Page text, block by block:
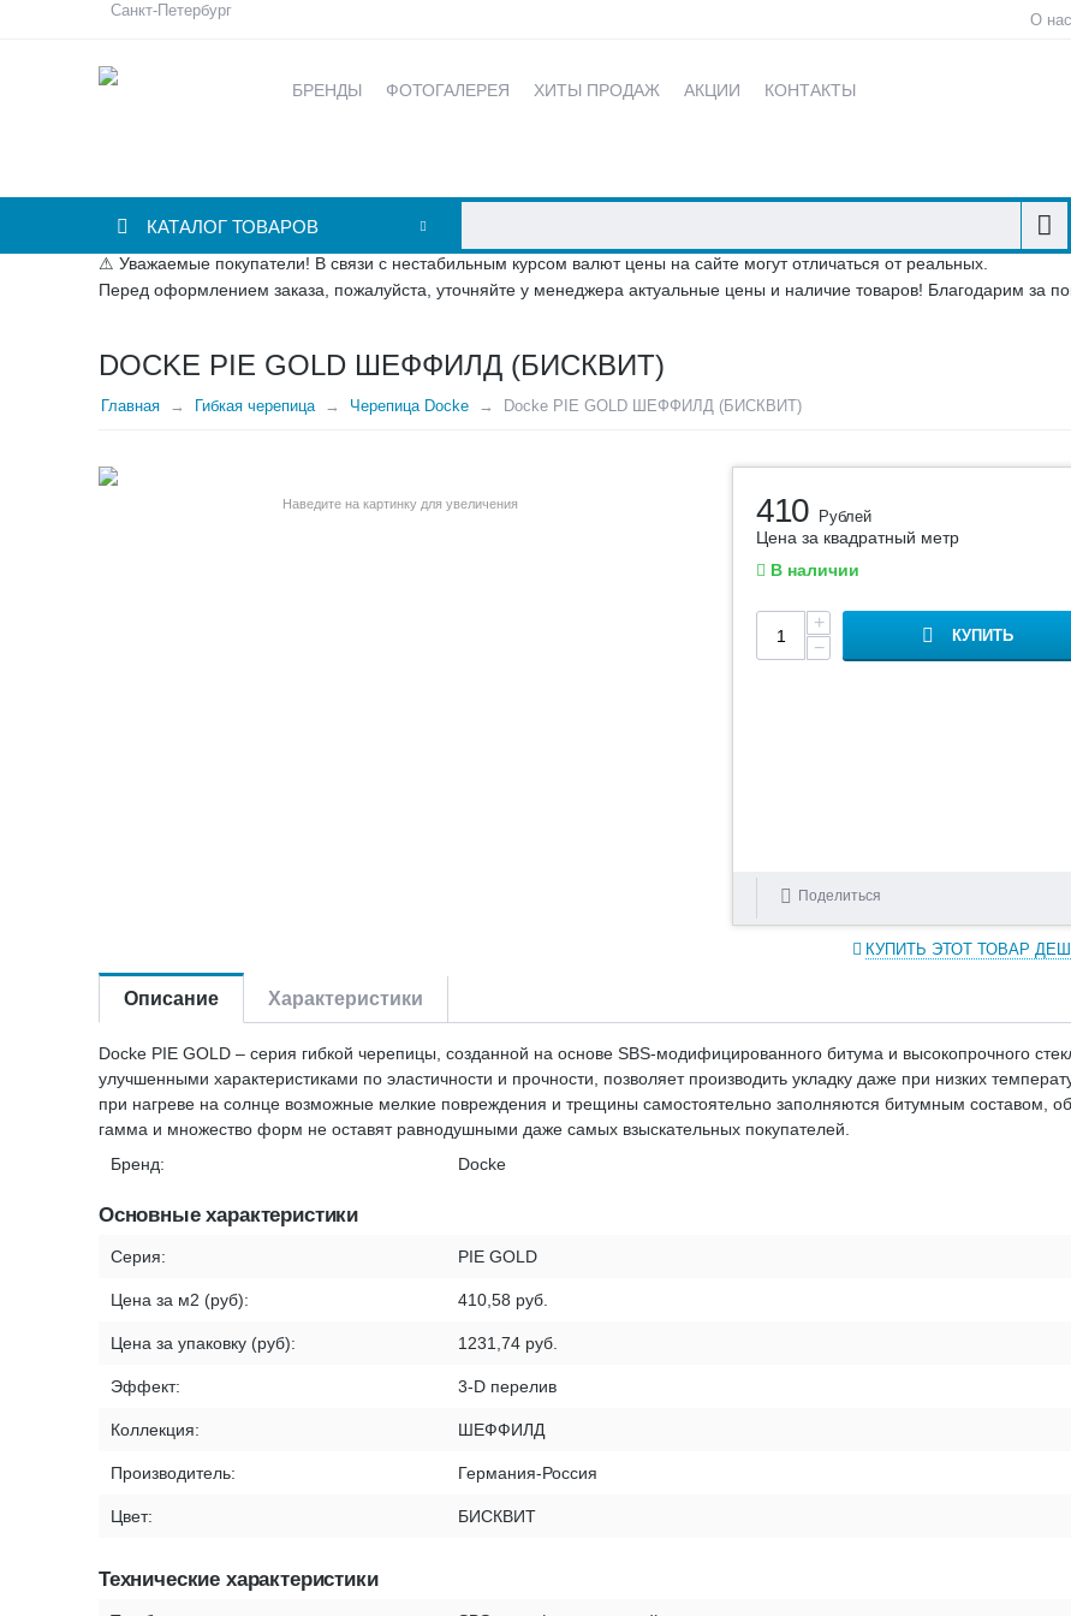
Санкт-Петербург
О нас
БРЕНДЫ ФОТОГАЛЕРЕЯ ХИТЫ ПРОДАЖ АКЦИИ КОНТАКТЫ
КАТАЛОГ ТОВАРОВ
⚠ Уважаемые покупатели! В связи с нестабильным курсом валют цены на сайте могут отличаться от реальных.
Перед оформлением заказа, пожалуйста, уточняйте у менеджера актуальные цены и наличие товаров! Благодарим за
DOCKE PIE GOLD ШЕФФИЛД (БИСКВИТ)
Главная Гибкая черепица Черепица Docke Docke PIE GOLD ШЕФФИЛД (БИСКВИТ)
Наведите на картинку для увеличения 410 Рублей
Цена за квадратный метр
В наличии
+
−
КУПИТЬ
Поделиться
КУПИТЬ ЭТОТ ТОВАР
Описание Характеристики
Docke PIE GOLD – серия гибкой черепицы, созданной на основе SBS-модифицированного битума и высокопрочного
улучшенными характеристиками по эластичности и прочности, позволяет производить укладку даже при низких
при нагреве на солнце возможные мелкие повреждения и трещины самостоятельно заполняются битумным составом,
гамма и множество форм не оставят равнодушными даже самых взыскательных покупателей.
Бренд:
Docke
Основные характеристики
Серия: PIE GOLD
Цена за м2 (руб): 410,58 руб.
Цена за упаковку (руб): 1231,74 руб.
Эффект: 3-D перелив
Коллекция: ШЕФФИЛД
Производитель: Германия-Россия
Цвет: БИСКВИТ
Технические характеристики